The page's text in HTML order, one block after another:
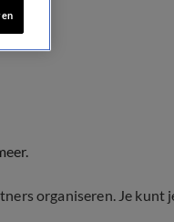
organiseren. Je kunt